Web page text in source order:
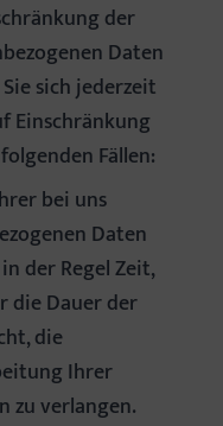
der
Daten
sich jederzeit
Einschränkung
Fällen:
bei uns
Daten
der Regel Zeit,
die Dauer der
die
Ihrer
zu verlangen.